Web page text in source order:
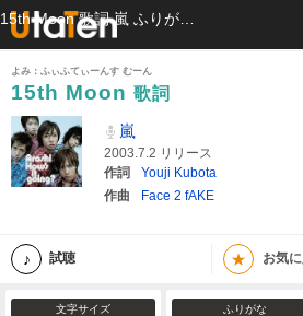
よみ：ふぃふてぃーんす むーん
15th Moon 歌詞
嵐
2003.7.2 リリース
作詞
Youji Kubota
作曲
Face 2 fAKE
試聴 ★ お気
文字サイズ ふりがな